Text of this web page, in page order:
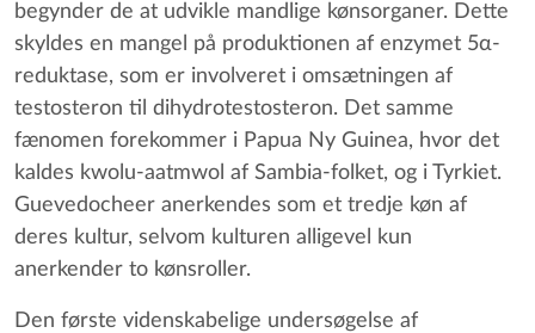
begynder de at udvikle mandlige kønsorganer. Dette
skyldes en mangel på produktionen af enzymet 5α-
reduktase, som er involveret i omsætningen af
testosteron til dihydrotestosteron. Det samme
fænomen forekommer i Papua Ny Guinea, hvor det
kaldes kwolu-aatmwol af Sambia-folket, og i Tyrkiet.
Guevedocheer anerkendes som et tredje køn af
deres kultur, selvom kulturen alligevel kun
anerkender to kønsroller.
Den første videnskabelige undersøgelse af